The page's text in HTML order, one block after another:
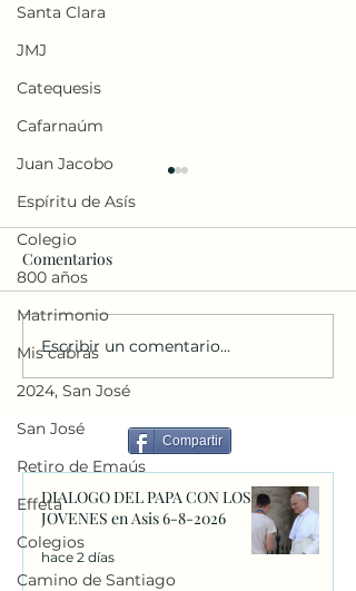
Santa Clara
JMJ
Catequesis
Cafarnaúm
Juan Jacobo
Espíritu de Asís
Colegio
800 años
Matrimonio
Mis cabras
2024, San José
San José
Retiro de Emaús
Effetá
Colegios
Camino de Santiago
Homilia del Papa en Asis
6-8-2026
Comentarios
Escribir un comentario...
Compartir
DIALOGO DEL PAPA CON LOS
JOVENES en Asis 6-8-2026
hace 2 días